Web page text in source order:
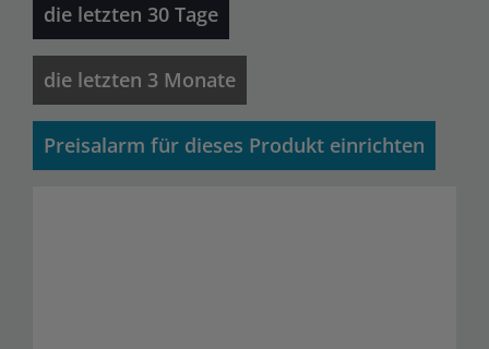
die letzten 30 Tage
die letzten 3 Monate
Preisalarm für dieses Produkt einrichten